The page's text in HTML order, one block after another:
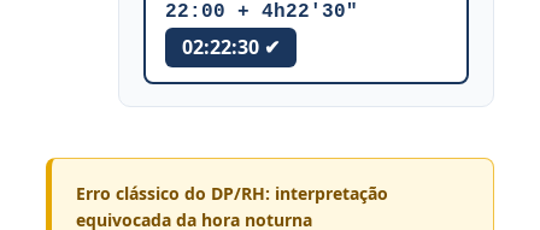
22:00 + 4h22'30"
02:22:30 ✔
Erro clássico do DP/RH: interpretação
equivocada da hora noturna